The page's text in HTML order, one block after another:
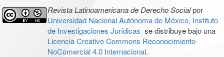
Revista Latinoamericana de Derecho Socialpor
Universidad Nacional Autónoma de México, Instituto
de Investigaciones Jurídicas se distribuye bajo una
Licencia Creative Commons Reconocimiento-
NoComercial 4.0 Internacional.